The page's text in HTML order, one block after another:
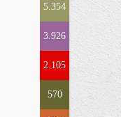
5.354
3.926
2.105
570